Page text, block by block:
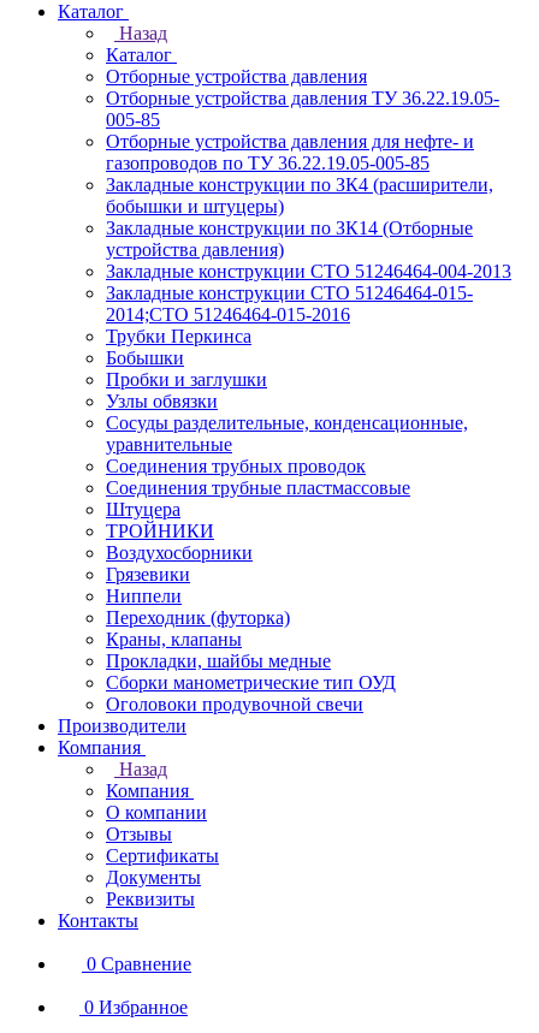
Каталог
Назад
Каталог
Отборные устройства давления
Отборные устройства давления ТУ 36.22.19.05-
005-85
Отборные устройства давления для нефте- и
газопроводов по ТУ 36.22.19.05-005-85
Закладные конструкции по ЗК4 (расширители,
бобышки и штуцеры)
Закладные конструкции по ЗК14 (Отборные
устройства давления)
Закладные конструкции СТО 51246464-004-2013
Закладные конструкции СТО 51246464-015-
2014;СТО 51246464-015-2016
Трубки Перкинса
Бобышки
Пробки и заглушки
Узлы обвязки
Сосуды разделительные, конденсационные,
уравнительные
Соединения трубных проводок
Соединения трубные пластмассовые
Штуцера
ТРОЙНИКИ
Воздухосборники
Грязевики
Ниппели
Переходник (футорка)
Краны, клапаны
Прокладки, шайбы медные
Сборки манометрические тип ОУД
Оголовоки продувочной свечи
Производители
Компания
Назад
Компания
О компании
Отзывы
Сертификаты
Документы
Реквизиты
Контакты
0 Сравнение
0 Избранное